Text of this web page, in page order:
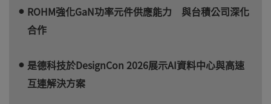
ROHM強化GaN功率元件供應能力 與台積公司深化
合作
是德科技於DesignCon 2026展示AI資料中心與高速
互連解決方案